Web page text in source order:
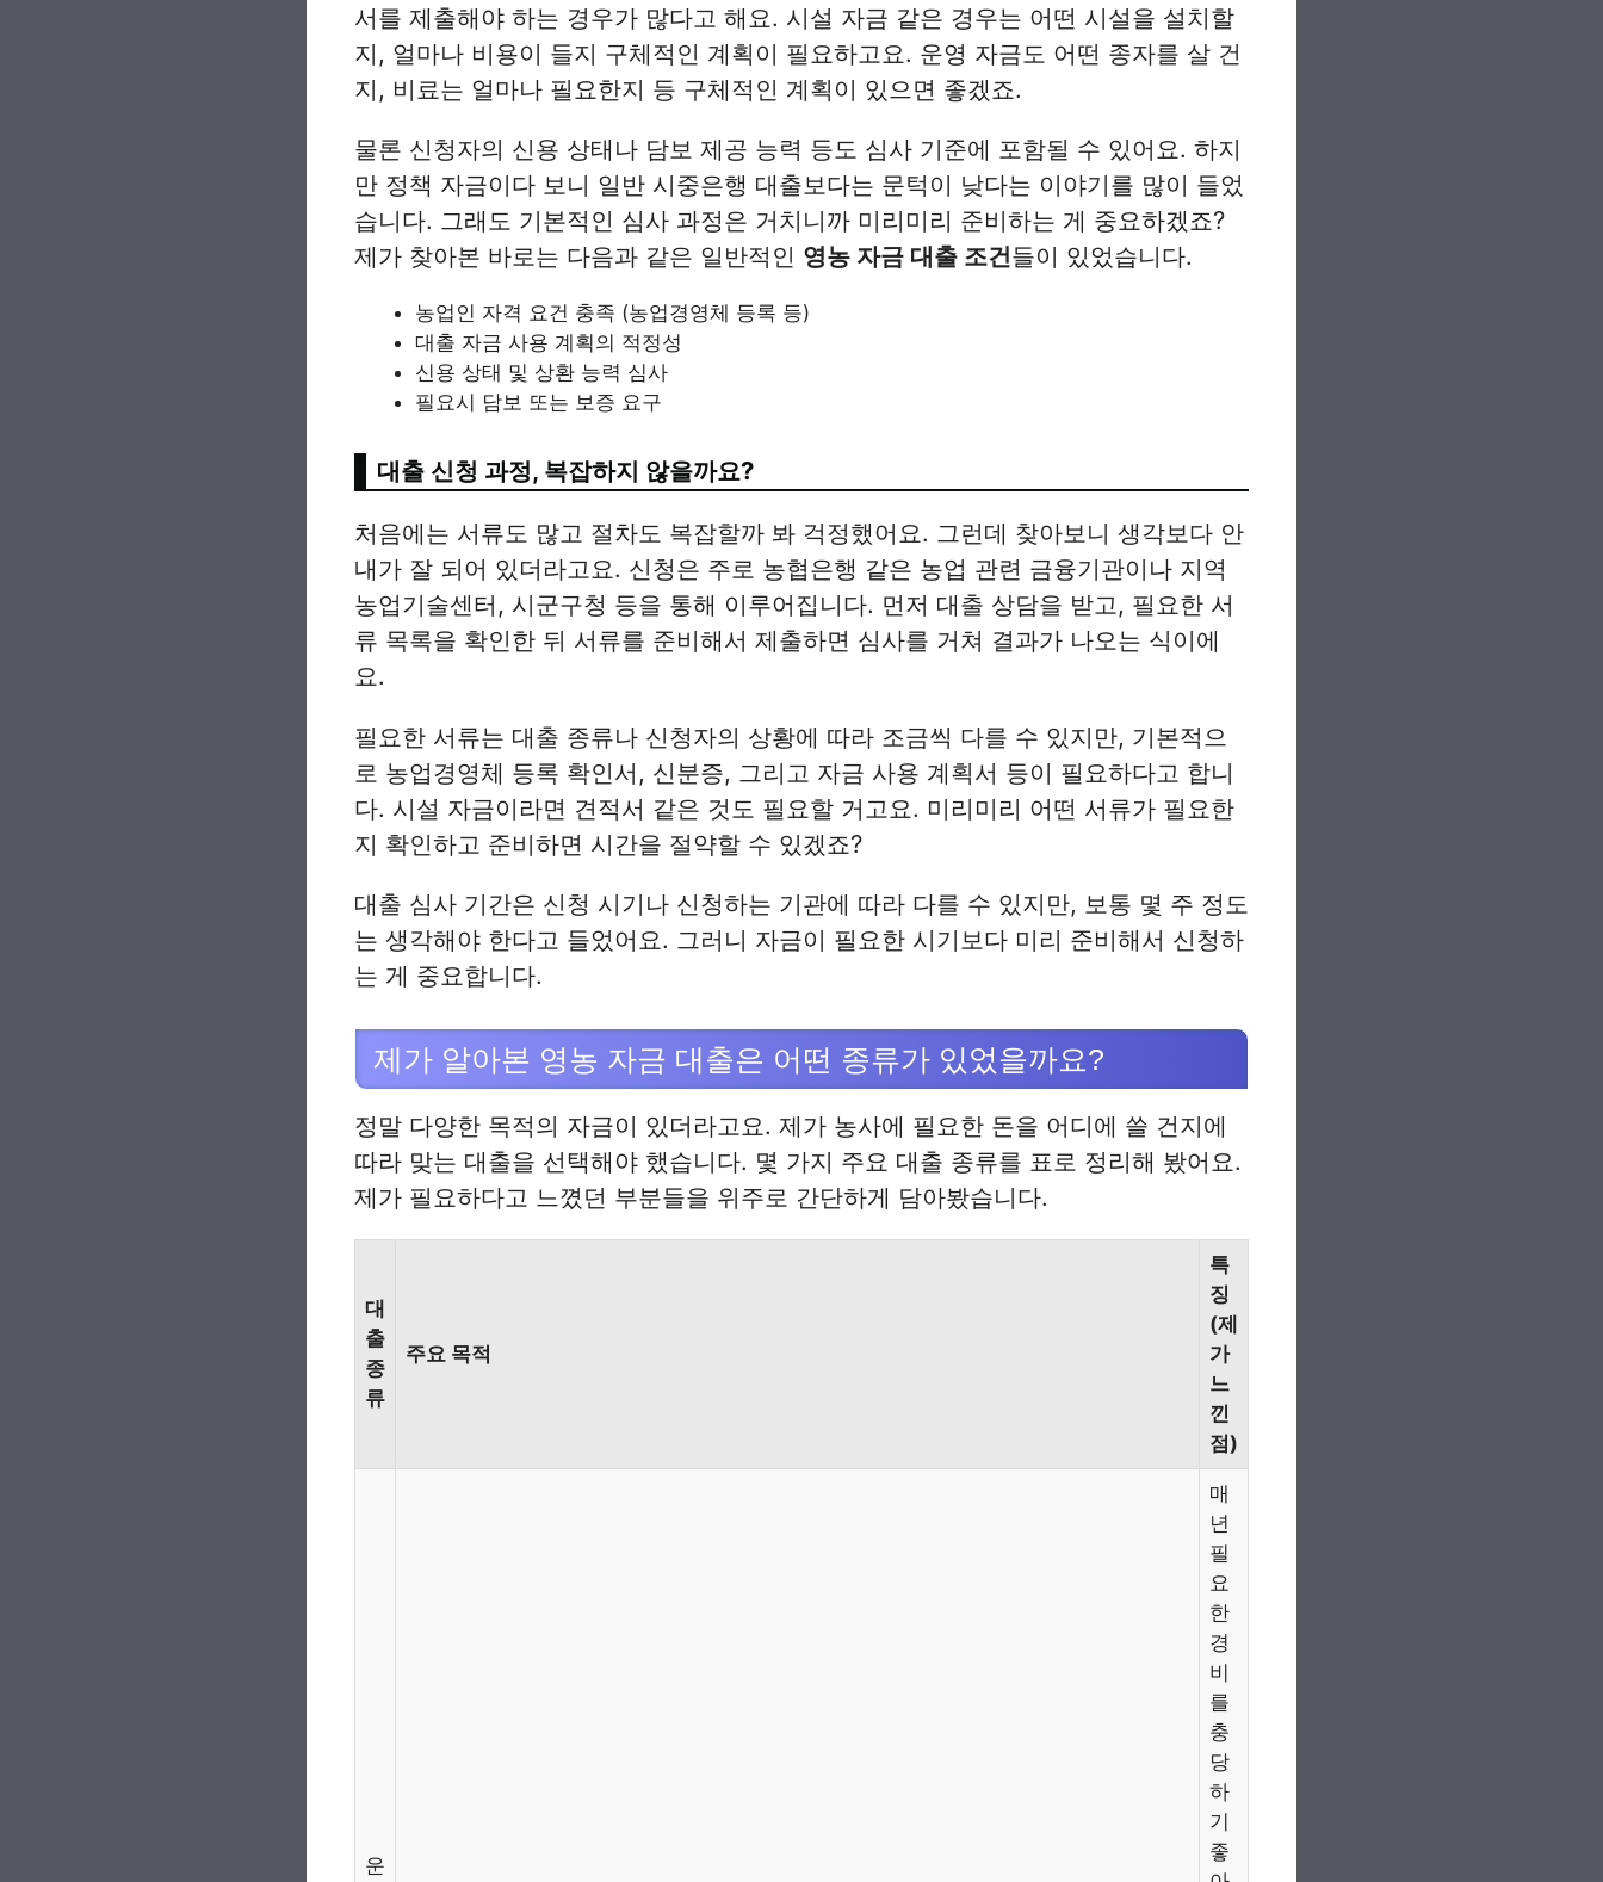
서를 제출해야 하는 경우가 많다고 해요. 시설 자금 같은 경우는 어떤 시설을 설치할
지, 얼마나 비용이 들지 구체적인 계획이 필요하고요. 운영 자금도 어떤 종자를 살 건
지, 비료는 얼마나 필요한지 등 구체적인 계획이 있으면 좋겠죠.
물론 신청자의 신용 상태나 담보 제공 능력 등도 심사 기준에 포함될 수 있어요. 하지
만 정책 자금이다 보니 일반 시중은행 대출보다는 문턱이 낮다는 이야기를 많이 들었
습니다. 그래도 기본적인 심사 과정은 거치니까 미리미리 준비하는 게 중요하겠죠?
제가 찾아본 바로는 다음과 같은 일반적인 영농 자금 대출 조건들이 있었습니다.
농업인 자격 요건 충족 (농업경영체 등록 등)
대출 자금 사용 계획의 적정성
신용 상태 및 상환 능력 심사
필요시 담보 또는 보증 요구
대출 신청 과정, 복잡하지 않을까요?
처음에는 서류도 많고 절차도 복잡할까 봐 걱정했어요. 그런데 찾아보니 생각보다 안
내가 잘 되어 있더라고요. 신청은 주로 농협은행 같은 농업 관련 금융기관이나 지역
농업기술센터, 시군구청 등을 통해 이루어집니다. 먼저 대출 상담을 받고, 필요한 서
류 목록을 확인한 뒤 서류를 준비해서 제출하면 심사를 거쳐 결과가 나오는 식이에
요.
필요한 서류는 대출 종류나 신청자의 상황에 따라 조금씩 다를 수 있지만, 기본적으
로 농업경영체 등록 확인서, 신분증, 그리고 자금 사용 계획서 등이 필요하다고 합니
다. 시설 자금이라면 견적서 같은 것도 필요할 거고요. 미리미리 어떤 서류가 필요한
지 확인하고 준비하면 시간을 절약할 수 있겠죠?
대출 심사 기간은 신청 시기나 신청하는 기관에 따라 다를 수 있지만, 보통 몇 주 정도
는 생각해야 한다고 들었어요. 그러니 자금이 필요한 시기보다 미리 준비해서 신청하
는 게 중요합니다.
제가 알아본 영농 자금 대출은 어떤 종류가 있었을까요?
정말 다양한 목적의 자금이 있더라고요. 제가 농사에 필요한 돈을 어디에 쓸 건지에
따라 맞는 대출을 선택해야 했습니다. 몇 가지 주요 대출 종류를 표로 정리해 봤어요.
제가 필요하다고 느꼈던 부분들을 위주로 간단하게 담아봤습니다.
대
출
종
류
주요 목적
특
징
(제
가
느
낀
점)
운
매
년
필
요
한
경
비
를
충
당
하
기
좋